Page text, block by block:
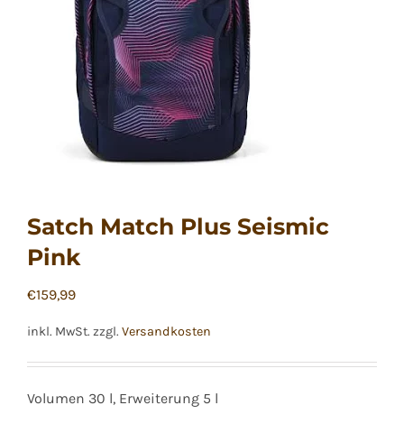
Satch Match Plus Seismic
Pink
€159,99
inkl. MwSt. zzgl. Versandkosten
Volumen 30 l, Erweiterung 5 l